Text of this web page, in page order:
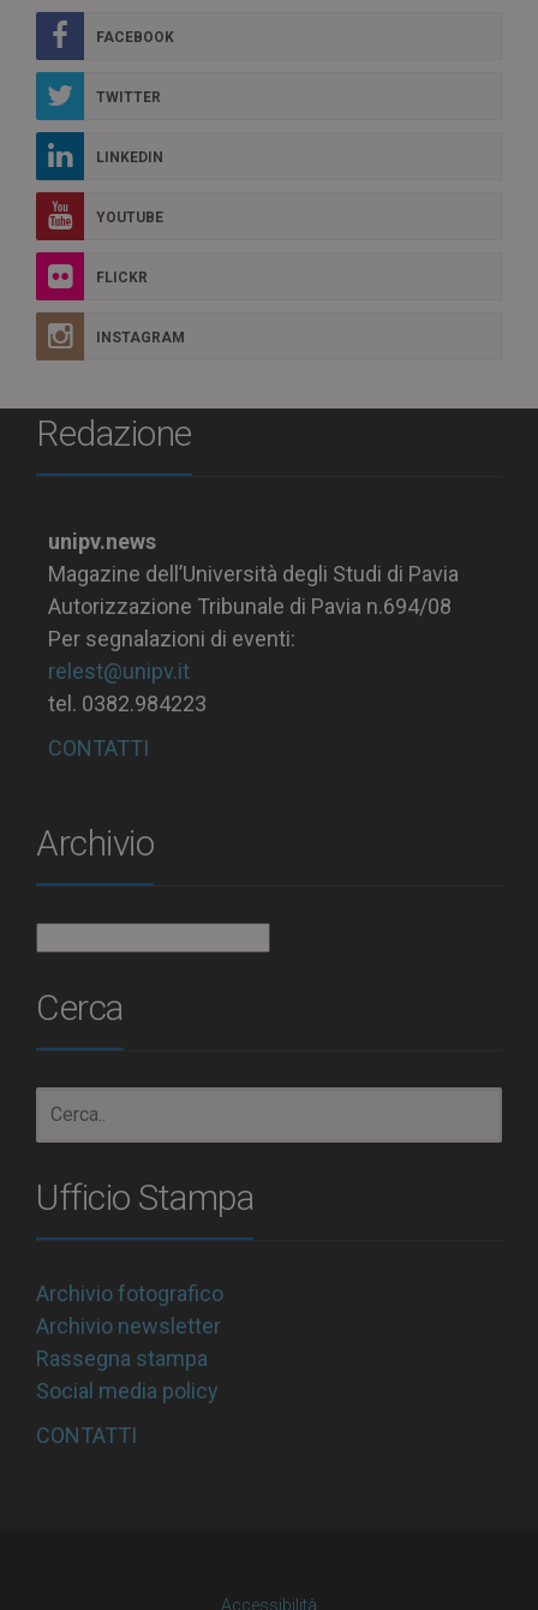
FACEBOOK
TWITTER
LINKEDIN
YOUTUBE
FLICKR
INSTAGRAM
Redazione
unipv.news
Magazine dell’Università degli Studi di Pavia
Autorizzazione Tribunale di Pavia n.694/08
Per segnalazioni di eventi:
relest@unipv.it
tel. 0382.984223
CONTATTI
Archivio
Cerca
Ufficio Stampa
Archivio fotografico
Archivio newsletter
Rassegna stampa
Social media policy
CONTATTI